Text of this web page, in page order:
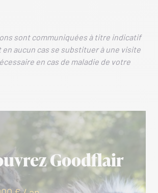
sont communiquées à titre indicatif
en aucun cas se substituer à une visite
en cas de maladie de votre
Goodflair